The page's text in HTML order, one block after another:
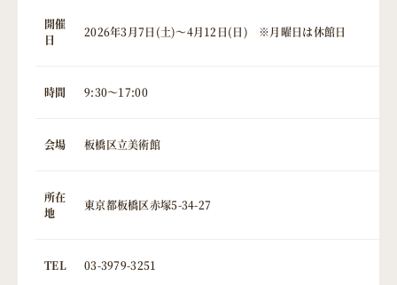
開催
日
2026年3月7日(土)～4月12日(日) ※月曜日は休館日
時間 9:30～17:00
会場 板橋区立美術館
所在
地
東京都板橋区赤塚5-34-27
TEL 03-3979-3251